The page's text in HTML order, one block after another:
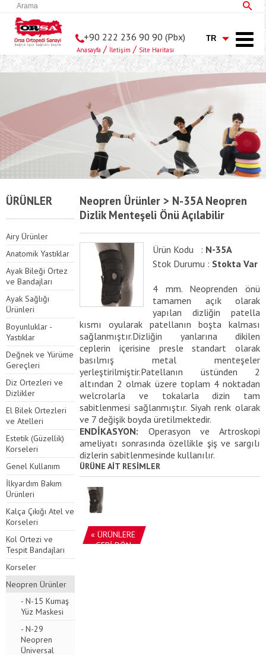
+90 222 236 90 90 (Pbx)
Anasayfa / İletişim / Site Haritası
ÜRÜNLER
Airy Ürünler
Anatomik Yastıklar
Ayak Bileği Ortez
ve Bandajları
Ayak Sağlığı
Ürünleri
Boyunluklar -
Yastıklar
Değnek ve Yürüme
Gereçleri
Diz Ortezleri ve
Dizlikler
El Bilek Ortezleri
ve Atelleri
Estetik (Güzellik)
Korseleri
Genel Kullanım
İlkyardım Bakım
Ürünleri
Kalça Çıkığı Atel ve
Korseleri
Kol Ortezi ve
Tespit Bandajları
Korseler
Neopren Ürünler
- N-15 Kumaş
Yüz Maskesi
- N-29
Neopren
Üniversal
Neopren Ürünler > N-35A Neopren
Dizlik Menteşeli Önü Açılabilir
Ürün Kodu : N-35A
Stok Durumu : Stokta Var
4 mm. Neoprenden önü
tamamen açık olarak
yapılan dizliğin patella
kısmı oyularak patellanın boşta kalması
sağlanmıştır.Dizliğin yanlarına dikilen
ceplerin içerisine presle standart olarak
basılmış metal menteşeler
yerleştirilmiştir.Patellanın üstünden 2
altından 2 olmak üzere toplam 4 noktadan
welcrolarla ve tokalarla dizin tam
sabitlenmesi sağlanmıştır. Siyah renk olarak
ve 7 değişik boyda üretilmektedir.
ENDİKASYON: Operasyon ve Artroskopi
ameliyatı sonrasında özellikle şiş ve sargılı
dizlerin sabitlenmesinde kullanılır.
ÜRÜNE AİT RESİMLER
« ÜRÜNLERE
GERİ DÖN